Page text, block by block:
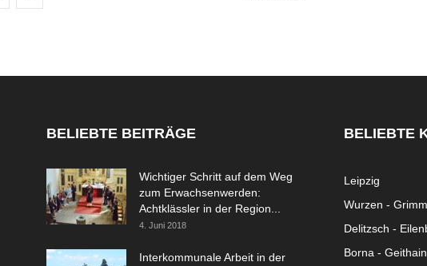
BELIEBTE BEITRÄGE
Wichtiger Schritt auf dem Weg
zum Erwachsenwerden:
Achtklässler in der Region...
4. Juni 2018
Interkommunale Arbeit in der
BELIEBTE
Leipzig
Wurzen -
Delitzsch -
Borna - Geithain